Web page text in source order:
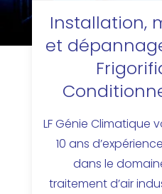
Installation,
et
LF Génie Climatique
10 ans
dans le
traitement d’air